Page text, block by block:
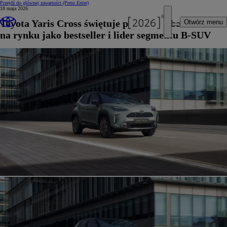
Przejdź do głównej zawartości (Press Enter)
Otwórz menu
18 maja 2026
Toyota Yaris Cross świętuje piąty rok obecności
na rynku jako bestseller i lider segmentu B-SUV